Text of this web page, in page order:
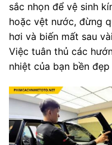
sắc nhọn để vệ sinh
hoặc vệt nước, đừng
hơi và biến mất sau
Việc tuân thủ các
nhiệt của bạn bền